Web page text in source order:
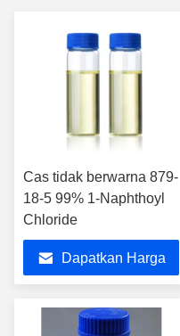
Cas tidak berwarna 879-
18-5 99% 1-Naphthoyl
Chloride
Dapatkan Harga